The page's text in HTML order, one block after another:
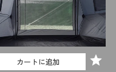
カートに追加